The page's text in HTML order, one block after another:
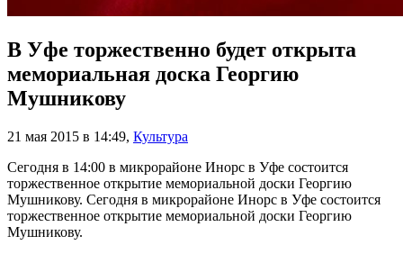
В Уфе торжественно будет открыта
мемориальная доска Георгию
Мушникову
21 мая 2015 в 14:49, Культура
Сегодня в 14:00 в микрорайоне Инорс в Уфе состоится
торжественное открытие мемориальной доски Георгию
Мушникову. Сегодня в микрорайоне Инорс в Уфе состоится
торжественное открытие мемориальной доски Георгию
Мушникову.